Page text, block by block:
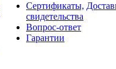
Сертификаты,
свидетельства
Вопрос-ответ
Гарантии